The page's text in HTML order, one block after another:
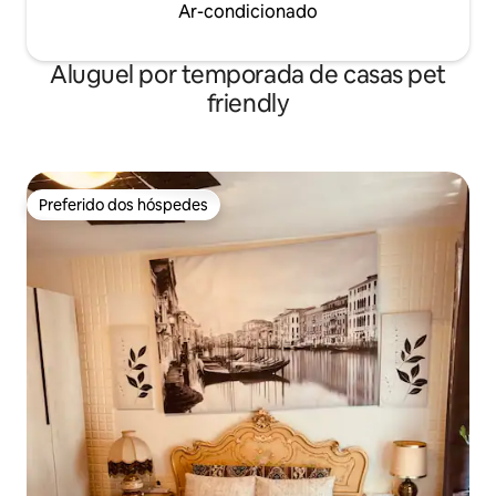
Ar-condicionado
Aluguel por temporada de casas pet
friendly
Preferido dos hóspedes
Preferido dos hóspedes